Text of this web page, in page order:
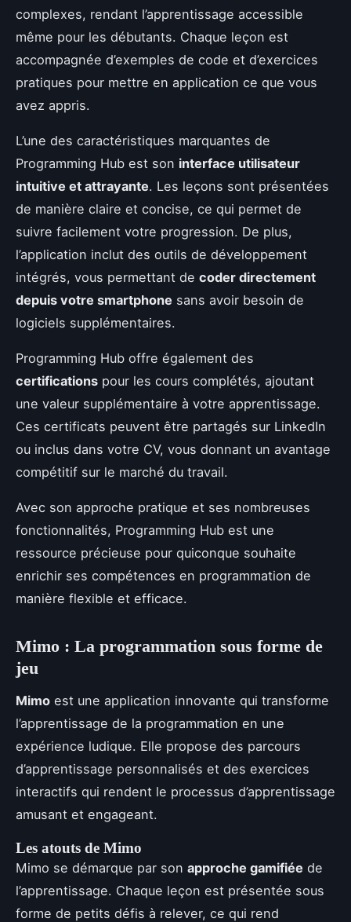
complexes, rendant l’apprentissage accessible
même pour les débutants. Chaque leçon est
accompagnée d’exemples de code et d’exercices
pratiques pour mettre en application ce que vous
avez appris.
L’une des caractéristiques marquantes de
Programming Hub est son interface utilisateur
intuitive et attrayante. Les leçons sont présentées
de manière claire et concise, ce qui permet de
suivre facilement votre progression. De plus,
l’application inclut des outils de développement
intégrés, vous permettant de coder directement
depuis votre smartphone sans avoir besoin de
logiciels supplémentaires.
Programming Hub offre également des
certifications pour les cours complétés, ajoutant
une valeur supplémentaire à votre apprentissage.
Ces certificats peuvent être partagés sur LinkedIn
ou inclus dans votre CV, vous donnant un avantage
compétitif sur le marché du travail.
Avec son approche pratique et ses nombreuses
fonctionnalités, Programming Hub est une
ressource précieuse pour quiconque souhaite
enrichir ses compétences en programmation de
manière flexible et efficace.
Mimo : La programmation sous forme de
jeu
Mimo est une application innovante qui transforme
l’apprentissage de la programmation en une
expérience ludique. Elle propose des parcours
d’apprentissage personnalisés et des exercices
interactifs qui rendent le processus d’apprentissage
amusant et engageant.
Les atouts de Mimo
Mimo se démarque par son approche gamifiée de
l’apprentissage. Chaque leçon est présentée sous
forme de petits défis à relever, ce qui rend